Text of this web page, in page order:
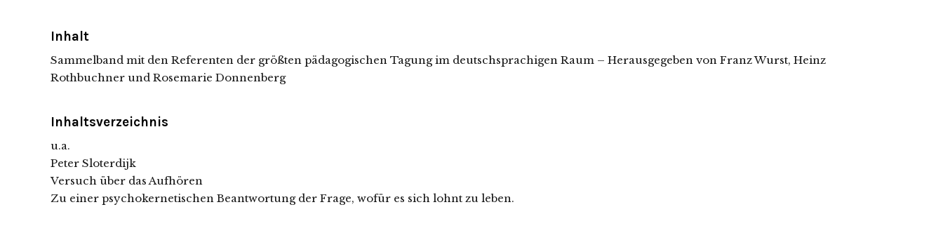
Inhalt
Sammelband mit den Referenten der größten pädagogischen Tagung im deutschsprachigen Raum – Herausgegeben von Franz Wurst, Heinz
Rothbuchner und Rosemarie Donnenberg
Inhaltsverzeichnis
u.a.
Peter Sloterdijk
Versuch über das Aufhören
Zu einer psychokernetischen Beantwortung der Frage, wofür es sich lohnt zu leben.